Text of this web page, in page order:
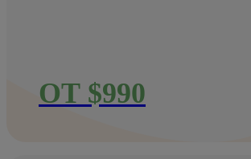
ОТ $990